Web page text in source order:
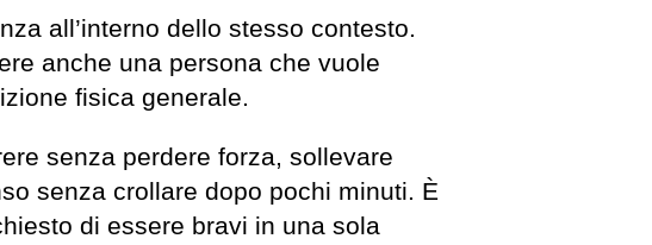
all’interno dello stesso contesto.
anche una persona che vuole
fisica generale.
senza perdere forza, sollevare
senza crollare dopo pochi minuti. È
di essere bravi in una sola